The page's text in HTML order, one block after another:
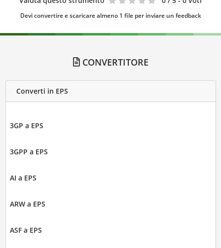
Devi convertire e scaricare almeno 1 file per inviare un feedback
CONVERTITORE
Converti in EPS
3GP a EPS
3GPP a EPS
AI a EPS
ARW a EPS
ASF a EPS